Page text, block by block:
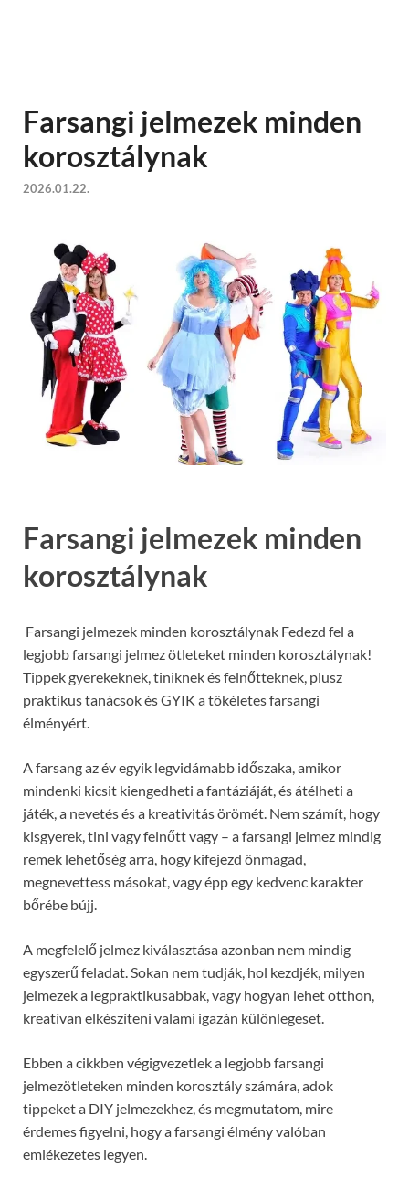
Farsangi jelmezek minden
korosztálynak
2026.01.22.
Farsangi jelmezek minden
korosztálynak
Farsangi jelmezek minden korosztálynak Fedezd fel a
legjobb farsangi jelmez ötleteket minden korosztálynak!
Tippek gyerekeknek, tiniknek és felnőtteknek, plusz
praktikus tanácsok és GYIK a tökéletes farsangi
élményért.
A farsang az év egyik legvidámabb időszaka, amikor
mindenki kicsit kiengedheti a fantáziáját, és átélheti a
játék, a nevetés és a kreativitás örömét. Nem számít, hogy
kisgyerek, tini vagy felnőtt vagy – a farsangi jelmez mindig
remek lehetőség arra, hogy kifejezd önmagad,
megnevettess másokat, vagy épp egy kedvenc karakter
bőrébe bújj.
A megfelelő jelmez kiválasztása azonban nem mindig
egyszerű feladat. Sokan nem tudják, hol kezdjék, milyen
jelmezek a legpraktikusabbak, vagy hogyan lehet otthon,
kreatívan elkészíteni valami igazán különlegeset.
Ebben a cikkben végigvezetlek a legjobb farsangi
jelmezötleteken minden korosztály számára, adok
tippeket a DIY jelmezekhez, és megmutatom, mire
érdemes figyelni, hogy a farsangi élmény valóban
emlékezetes legyen.